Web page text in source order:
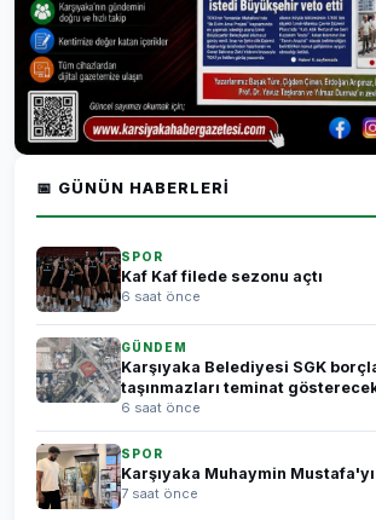
📅 GÜNÜN HABERLERI
SPOR
Kaf Kaf filede sezonu açtı
6 saat önce
GÜNDEM
Karşıyaka Belediyesi SGK
taşınmazları teminat
6 saat önce
SPOR
Karşıyaka Muhaymin Mustafa'yı
7 saat önce